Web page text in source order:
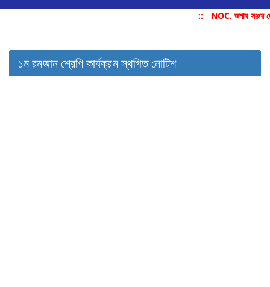
:: NOC, জনাব সঞ্জয়
১ম রমজান শ্রেণি কার্যক্রম স্থগিত নোটিশ